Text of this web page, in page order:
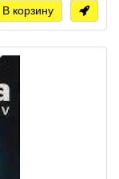
В корзину